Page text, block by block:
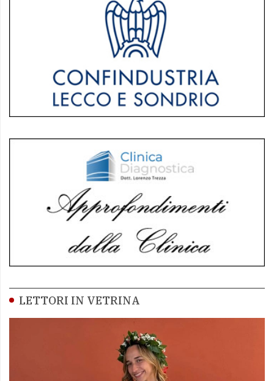
LETTORI IN VETRINA